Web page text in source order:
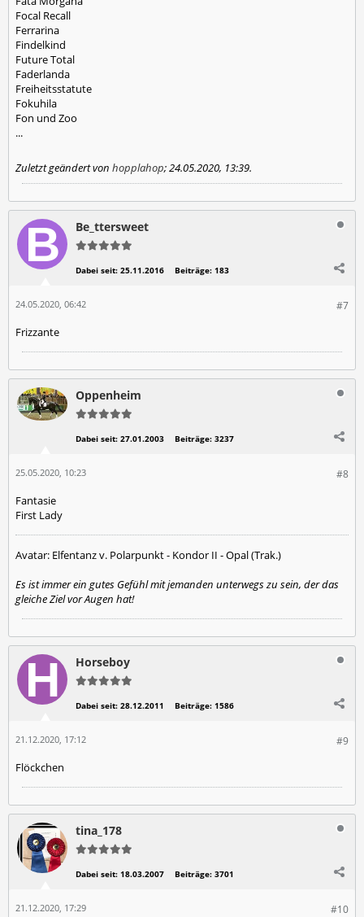
Focal Recall
Ferrarina
Findelkind
Future Total
Faderlanda
Freiheitsstatute
Fokuhila
Fon und Zoo
...
Zuletzt geändert von hopplahop;24.05.2020, 13:39.
Be_ttersweet
Dabei seit: 25.11.2016 Beiträge: 183
#7
24.05.2020, 06:42
Frizzante
Oppenheim
Dabei seit: 27.01.2003 Beiträge: 3237
#8
25.05.2020, 10:23
Fantasie
First Lady
Avatar: Elfentanz v. Polarpunkt - Kondor II - Opal (Trak.)
Es ist immer ein gutes Gefühl mit jemanden unterwegs zu sein, der das
gleiche Ziel vor Augen hat!
Horseboy
Dabei seit: 28.12.2011 Beiträge: 1586
#9
21.12.2020, 17:12
Flöckchen
tina_178
Dabei seit: 18.03.2007 Beiträge: 3701
#10
21.12.2020, 17:29